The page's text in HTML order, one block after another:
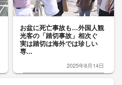
お盆に死亡事故も…外国人観
光客の「踏切事故」相次ぐ
実は踏切は海外では珍しい
専...
2025年8月14日